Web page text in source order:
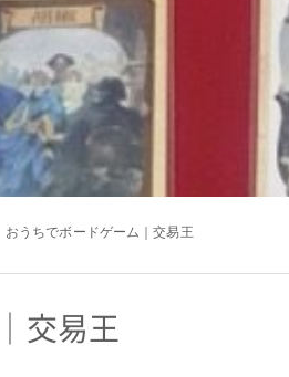
おうちでボードゲーム｜交易王
交易王